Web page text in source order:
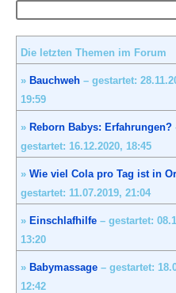
Die letzten Themen im Forum
» Bauchweh – gestartet:
19:59
» Reborn Babys: Erfahrungen?
gestartet: 16.12.2020, 18:45
» Wie viel Cola pro Tag ist in
gestartet: 11.07.2019, 21:04
» Einschlafhilfe – gestartet:
13:20
» Babymassage – gestartet:
12:42